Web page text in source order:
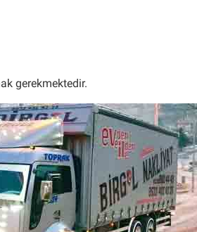
gerekmektedir.